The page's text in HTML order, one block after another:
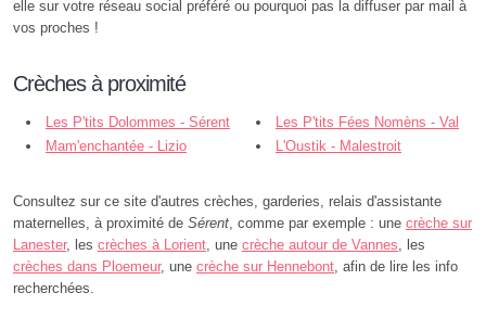
elle sur votre réseau social préféré ou pourquoi pas la diffuser par mail à
vos proches !
Crèches à proximité
Les P'tits Dolommes - Sérent
Les P'tits Fées Nomèns - Val
d'Oust
Mam'enchantée - Lizio L'Oustik - Malestroit
Consultez sur ce site d'autres crèches, garderies, relais d'assistante
maternelles, à proximité de Sérent, comme par exemple : une crèche sur
Lanester, les crèches à Lorient, une crèche autour de Vannes, les
crèches dans Ploemeur, une crèche sur Hennebont, afin de lire les info
recherchées.